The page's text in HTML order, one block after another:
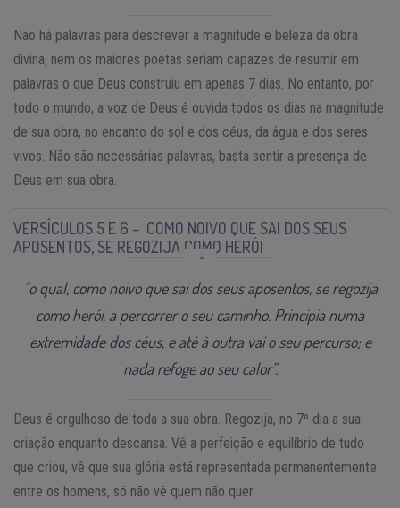
Não há palavras para descrever a magnitude e beleza da obra
divina, nem os maiores poetas seriam capazes de resumir em
palavras o que Deus construiu em apenas 7 dias. No entanto, por
todo o mundo, a voz de Deus é ouvida todos os dias na magnitude
de sua obra, no encanto do sol e dos céus, da água e dos seres
vivos. Não são necessárias palavras, basta sentir a presença de
Deus em sua obra.
VERSÍCULOS 5 E 6 – COMO NOIVO QUE SAI DOS SEUS
APOSENTOS, SE REGOZIJA COMO HERÓI
“o qual, como noivo que sai dos seus aposentos, se regozija
como herói, a percorrer o seu caminho. Principia numa
extremidade dos céus, e até à outra vai o seu percurso; e
nada refoge ao seu calor”.
Deus é orgulhoso de toda a sua obra. Regozija, no 7º dia a sua
criação enquanto descansa. Vê a perfeição e equilíbrio de tudo
que criou, vê que sua glória está representada permanentemente
entre os homens, só não vê quem não quer.